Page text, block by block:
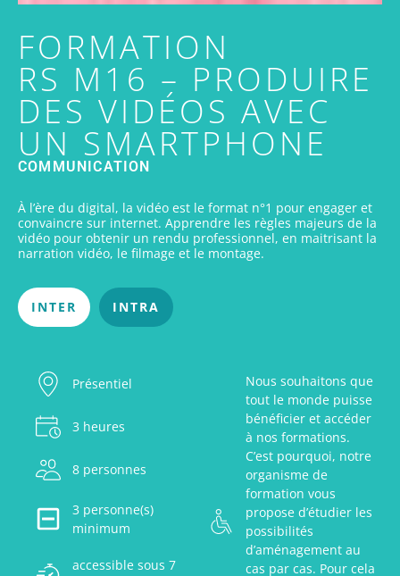
FORMATION
RS M16 – PRODUIRE
DES VIDÉOS AVEC
UN SMARTPHONE
COMMUNICATION
À l’ère du digital, la vidéo est le format n°1 pour engager et
convaincre sur internet. Apprendre les règles majeurs de la
vidéo pour obtenir un rendu professionnel, en maitrisant la
narration vidéo, le filmage et le montage.
INTER INTRA
Présentiel
3 heures
8 personnes
3 personne(s)
minimum
accessible sous 7
Nous souhaitons que
tout le monde puisse
bénéficier et accéder
à nos formations.
C’est pourquoi, notre
organisme de
formation vous
propose d’étudier les
possibilités
d’aménagement au
cas par cas. Pour cela